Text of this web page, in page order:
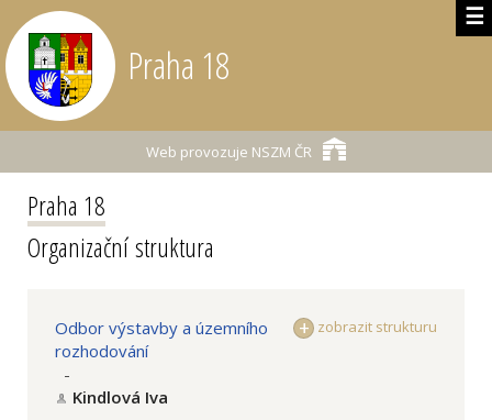
☰
Praha 18
Web provozuje NSZM ČR
Praha 18
Organizační struktura
zobrazit strukturu
Odbor výstavby a územního
rozhodování
-
Kindlová Iva